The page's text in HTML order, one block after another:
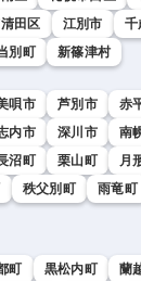
田区 江別市 千
別町 新篠津村
唄市 芦別市 赤
内市 深川市 南
沼町 栗山町 月
秩父別町 雨竜町
町 黒松内町 蘭